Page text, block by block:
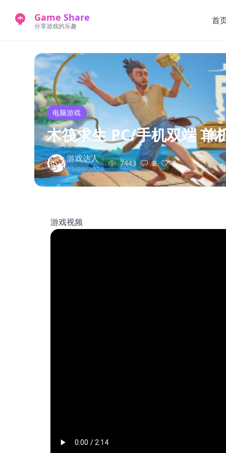
Game Share
分享游戏的乐趣
首
电脑游戏
木筏求生 PC/手机双端 单
游戏达人
11/29/2024
7443 2 3
游戏视频